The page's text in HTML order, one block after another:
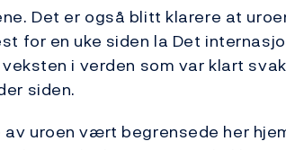
Det er også blitt klarere at
for en uke siden la Det
i verden som var klart
siden.
uroen vært begrensede her